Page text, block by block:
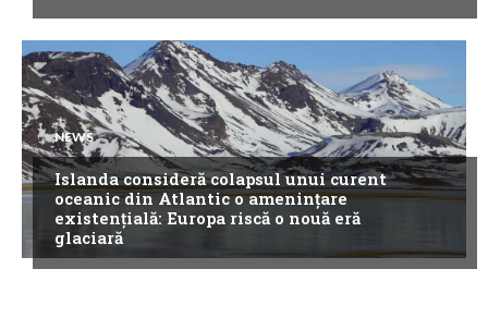
NEWS
Islanda consideră colapsul unui curent
oceanic din Atlantic o amenințare
existențială: Europa riscă o nouă eră
glaciară